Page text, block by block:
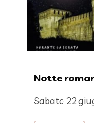
Notte
Sabato 22